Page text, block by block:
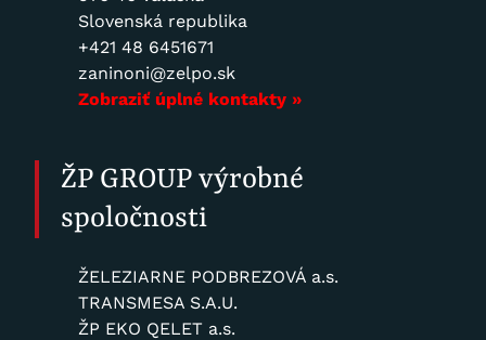
Slovenská republika
+421 48 6451671
zaninoni@zelpo.sk
Zobraziť úplné kontakty »
ŽP GROUP výrobné
spoločnosti
ŽELEZIARNE PODBREZOVÁ a.s.
TRANSMESA S.A.U.
ŽP EKO QELET a.s.